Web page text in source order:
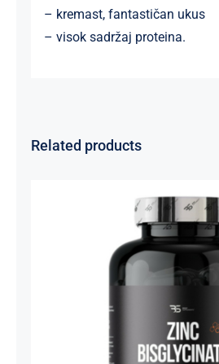
– kremast, fantastičan ukus
– visok sadržaj proteina.
Related products
Cink Bisglicinat 20
Bisglycinate
kapsula
Basic supplements Svi